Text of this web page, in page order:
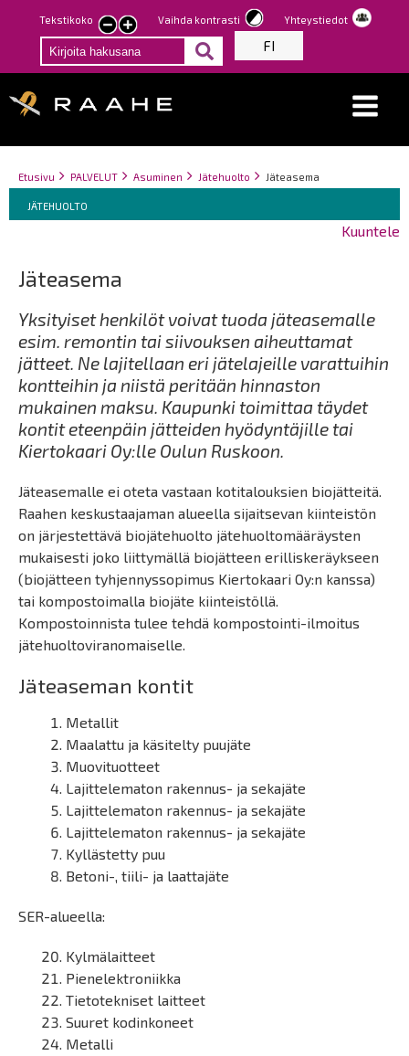
Hyppää
pääsisältöön
Tekstikoko
Pienennä
tekstin
kokoa
Suurenna
tekstin
kokoa
Vaihda kontrasti Yhteystiedot
FI
Breadcrumbs
You
are
here:
Etusivu PALVELUT Asuminen Jätehuolto Jäteasema
Breadcrumbs
You
are
JÄTEHUOLTO
Kuuntele
Jäteasema
Yksityiset henkilöt voivat tuoda jäteasemalle
esim. remontin tai siivouksen aiheuttamat
jätteet. Ne lajitellaan eri jätelajeille varattuihin
kontteihin ja niistä peritään hinnaston
mukainen maksu. Kaupunki toimittaa täydet
kontit eteenpäin jätteiden hyödyntäjille tai
Kiertokaari Oy:lle Oulun Ruskoon.
Jäteasemalle ei oteta vastaan kotitalouksien biojätteitä.
Raahen keskustaajaman alueella sijaitsevan kiinteistön
on järjestettävä biojätehuolto jätehuoltomääräysten
mukaisesti joko liittymällä biojätteen erilliskeräykseen
(biojätteen tyhjennyssopimus Kiertokaari Oy:n kanssa)
tai kompostoimalla biojäte kiinteistöllä.
Kompostoinnista tulee tehdä kompostointi-ilmoitus
jätehuoltoviranomaiselle.
Jäteaseman kontit
Metallit
Maalattu ja käsitelty puujäte
Muovituotteet
Lajittelematon rakennus- ja sekajäte
Lajittelematon rakennus- ja sekajäte
Lajittelematon rakennus- ja sekajäte
Kyllästetty puu
Betoni-, tiili- ja laattajäte
SER-alueella:
Kylmälaitteet
Pienelektroniikka
Tietotekniset laitteet
Suuret kodinkoneet
Metalli